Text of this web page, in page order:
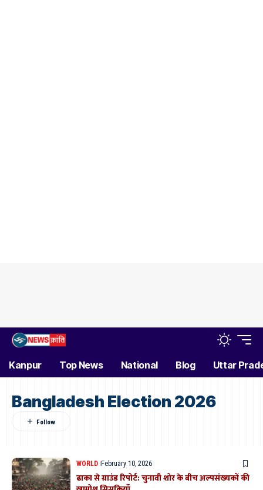
Kanpur Top News National Blog Uttar
Bangladesh Election 2026
WORLD February 10, 2026
ढाका से ग्राउंड रिपोर्ट: चुनावी शोर के बीच अल्पसंख्यकों की